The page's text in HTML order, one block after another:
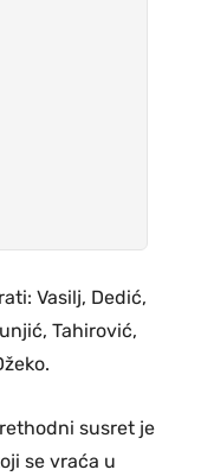
Vasilj, Dedić,
Tahirović,
susret je
se vraća u